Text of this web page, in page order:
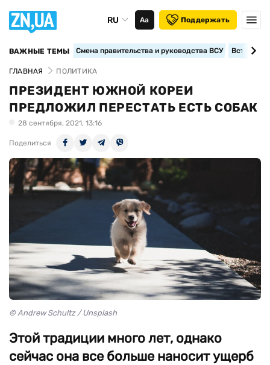
RU Аа Поддержать
ВАЖНЫЕ ТЕМЫ Смена правительства и руководства ВСУ
ГЛАВНАЯ ПОЛИТИКА
ПРЕЗИДЕНТ ЮЖНОЙ КОРЕИ
ПРЕДЛОЖИЛ ПЕРЕСТАТЬ ЕСТЬ СОБАК
28 сентября, 2021, 13:16
Поделиться
© Andrew Schultz / Unsplash
Этой традиции много лет, однако
сейчас она все больше наносит ущерб